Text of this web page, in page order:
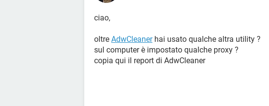
ciao,
oltre AdwCleanerhai usato qualche altra utility ?
sul computer è impostato qualche proxy ?
copia qui il report di AdwCleaner